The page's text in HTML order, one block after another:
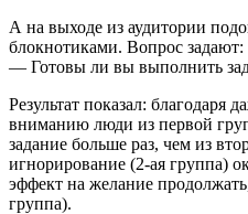
А на выходе из аудитории
блокнотиками. Вопрос задают:
— Готовы ли вы выполнить
Результат показал: благодаря
вниманию люди из первой
задание больше раз, чем из
игнорирование (2-ая группа)
эффект на желание
группа).